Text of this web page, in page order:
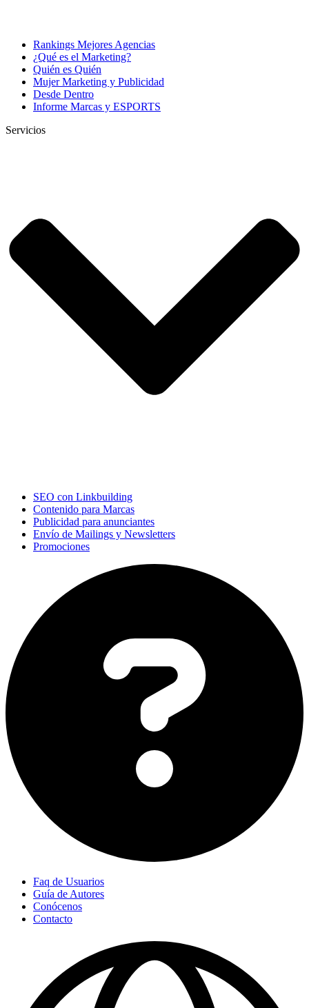
Rankings Mejores Agencias
¿Qué es el Marketing?
Quién es Quién
Mujer Marketing y Publicidad
Desde Dentro
Informe Marcas y ESPORTS
Servicios
SEO con Linkbuilding
Contenido para Marcas
Publicidad para anunciantes
Envío de Mailings y Newsletters
Promociones
Faq de Usuarios
Guía de Autores
Conócenos
Contacto